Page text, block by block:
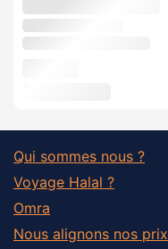
Qui sommes nous ?
Voyage Halal ?
Omra
Nous alignons nos prix